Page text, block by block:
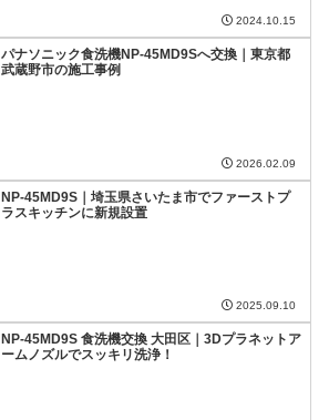
2024.10.15
パナソニック食洗機NP-45MD9Sへ交換｜東京都
武蔵野市の施工事例
2026.02.09
NP-45MD9S｜埼玉県さいたま市でファーストプ
ラスキッチンに新規設置
2025.09.10
NP-45MD9S 食洗機交換 大田区｜3Dプラネットア
ームノズルでスッキリ洗浄！